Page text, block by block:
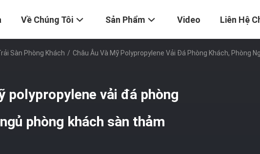
Về Chúng Tôi Sản Phẩm Video Liên Hệ
Sàn Phòng Khách / Châu Âu Và Mỹ Polypropylene Vải Đá Phòng Khách, Phòng
polypropylene vải đá phòng
phòng khách sàn thảm